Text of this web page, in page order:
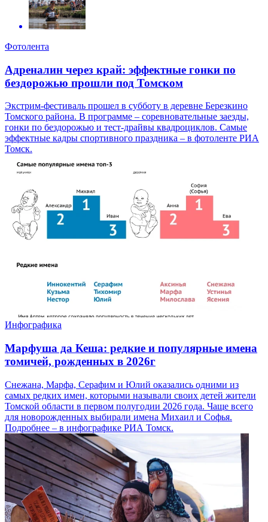
Фотолента
Адреналин через край: эффектные гонки по
бездорожью прошли под Томском
Экстрим-фестиваль прошел в субботу в деревне Березкино
Томского района. В программе – соревновательные заезды,
гонки по бездорожью и тест-драйвы квадроциклов. Самые
эффектные кадры спортивного праздника – в фотоленте РИА
Томск.
Инфографика
Марфуша да Кеша: редкие и популярные имена
томичей, рожденных в 2026г
Снежана, Марфа, Серафим и Юлий оказались одними из
самых редких имен, которыми называли своих детей жители
Томской области в первом полугодии 2026 года. Чаще всего
для новорожденных выбирали имена Михаил и Софья.
Подробнее – в инфографике РИА Томск.